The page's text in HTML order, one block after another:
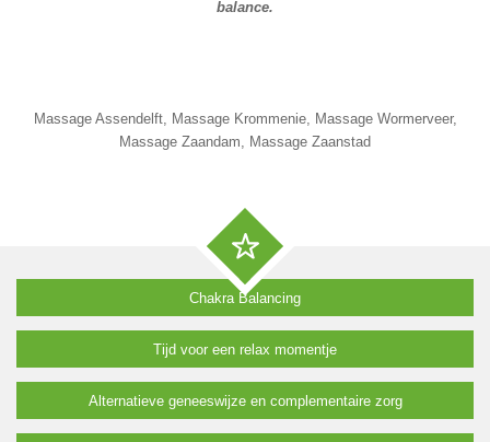
balance.
Massage Assendelft, Massage Krommenie, Massage Wormerveer,
Massage Zaandam, Massage Zaanstad
Chakra Balancing
Tijd voor een relax momentje
Alternatieve geneeswijze en complementaire zorg